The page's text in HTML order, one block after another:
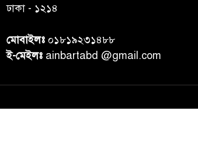
ঢাকা - ১২১৪
মোবাইলঃ ০১৮১৯২৩১৪৮৮
ই-মেইলঃ ainbartabd @gmail.com